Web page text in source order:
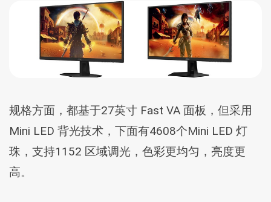
规格方面，都基于27英寸 Fast VA 面板，但采用
Mini LED 背光技术，下面有4608个Mini LED 灯
珠，支持1152 区域调光，色彩更均匀，亮度更
高。